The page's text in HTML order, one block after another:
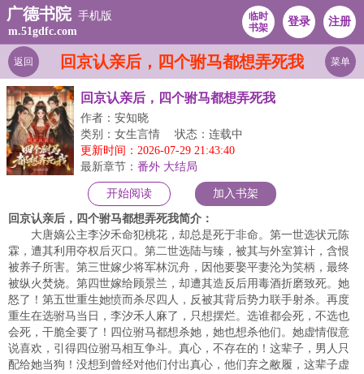
广德书院 手机版
m.51gdfc.com
临时
书架
登录 注册
回京认亲后，四个驸马都想弄死我
返回 菜单
回京认亲后，四个驸马都想弄死我
作者：安知晓
类别：女生言情
状态：连载中
更新时间：2026-07-29 21:43:40
最新章节： 番外 大结局
开始阅读 加入书架
回京认亲后，四个驸马都想弄死我简介：
大唐嫡公主李汐禾命犯桃花，却总是死于非命。第一世选状元陈
霖，遭其利用夺权后灭口。第二世选陆与臻，被其与外室算计，含恨
被养子所害。第三世嫁少将军林沉舟，因他要娶平妻沦为笑柄，最终
被纵火焚烧。第四世嫁给顾景兰，却遭其造反后用毒酒折磨致死。她
怒了！第五世重生她愤而杀尽四人，反被其背后势力联手射杀。再度
重生在选驸马当日，李汐禾人麻了，只想摆烂。选谁都会死，不选也
会死，干脆全要了！四位驸马都想杀她，她也想杀他们。她虚情假意
说喜欢，引得四位驸马相互争斗。真心，不存在的！这辈子，男人只
配给她当狗！没想到曾经对他们付出真心，他们弃之敝履，这辈子虚